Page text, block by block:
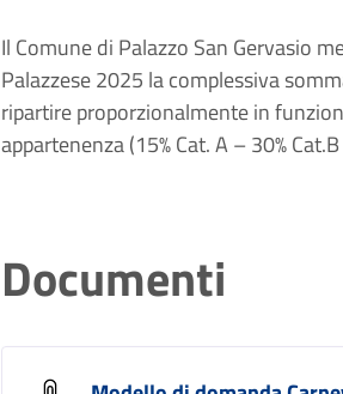
Il Comune di Palazzo San Gervasio
Palazzese 2025 la complessiva
ripartire proporzionalmente in
appartenenza (15% Cat. A – 30%
Documenti